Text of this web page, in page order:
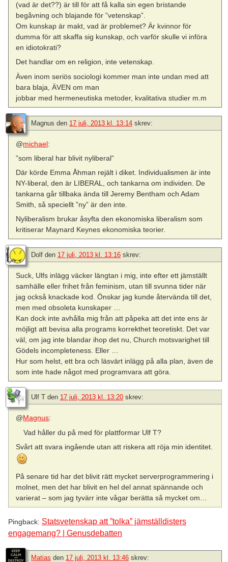
(vad är det??) är till för att få kalla sin egen bristande
begåvning och blajande för ”vetenskap”.
Om kunskap är makt, vad är problemet? Är kvinnor för
dumma för att skaffa sig kunskap, och varför skulle vi införa
en idiotokrati?
Det handlar om en religion, inte vetenskap.
Även inom seriös sociologi kommer man inte undan med att
bara blaja, ÄVEN om man
jobbar med hermeneutiska metoder, kvalitativa studier m.m
Magnus den 17 juli, 2013 kl. 13:14 skrev:
@michael:
”som liberal har blivit nyliberal”
Där körde Emma Åhman rejält i diket. Individualismen är inte
NY-liberal, den är LIBERAL, och tankarna om individen. De
tankarna går tillbaka ända till Jeremy Bentham och Adam
Smith, så speciellt ”ny” är den inte.
Nyliberalism brukar åsyfta den ekonomiska liberalism som
kritiserar Maynard Keynes ekonomiska teorier.
Dolf den 17 juli, 2013 kl. 13:16 skrev:
Suck, Ulfs inlägg väcker längtan i mig, inte efter ett jämställt
samhälle eller frihet från feminism, utan till svunna tider när
jag också knackade kod. Önskar jag kunde återvända till det,
men med obsoleta kunskaper …
Kan dock inte avhålla mig från att påpeka att det inte ens är
möjligt att bevisa alla programs korrekthet teoretiskt. Det var
väl, om jag inte blandar ihop det nu, Church motsvarighet till
Gödels incompleteness. Eller …
Hur som helst, ett bra och läsvärt inlägg på alla plan, även de
som inte hade något med programvara att göra.
Ulf T den 17 juli, 2013 kl. 13:20 skrev:
@Magnus:
Vad håller du på med för plattformar Ulf T?
Svårt att svara ingående utan att riskera att röja min identitet.
På senare tid har det blivit rätt mycket serverprogrammering i
molnet, men det har blivit en hel del annat spännande och
varierat – som jag tyvärr inte vågar berätta så mycket om…
Pingback: Statsvetenskap att ”tolka” jämställdisters
engagemang? | Genusdebatten
Matias den 17 juli, 2013 kl. 13:46 skrev: